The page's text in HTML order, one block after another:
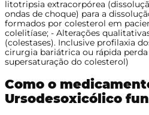
litotripsia extracorpórea
ondas de choque) para a
formados por colesterol em
colelitíase; - Alterações
(colestases). Inclusive profilaxia
cirurgia bariátrica ou rápida
supersaturação do colesterol)
Como o
Ursodesoxicólico